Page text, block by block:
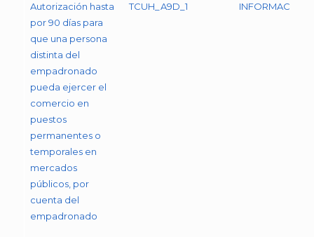
Autorización hasta
por 90 días para
que una persona
distinta del
empadronado
pueda ejercer el
comercio en
puestos
permanentes o
temporales en
mercados
públicos, por
cuenta del
empadronado
TCUH_A9D_1 INFORMACIÓN